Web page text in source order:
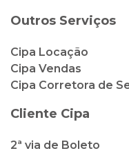
Outros Serviços
Cipa Locação
Cipa Vendas
Cipa Corretora de
Cliente Cipa
2ª via de Boleto